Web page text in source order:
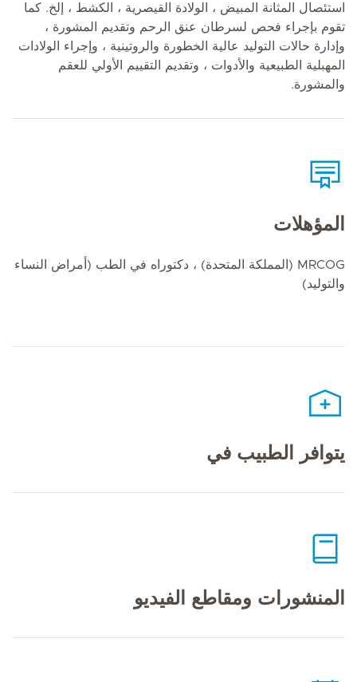
استئصال المثانة المبيض ، الولادة القيصرية ، الكشط ، إلخ. كما
تقوم بإجراء فحص لسرطان عنق الرحم وتقديم المشورة ،
وإدارة حالات التوليد عالية الخطورة والروتينية ، وإجراء الولادات
المهبلية الطبيعية والأدوات ، وتقديم التقييم الأولي للعقم
والمشورة.
المؤهلات
MRCOG (المملكة المتحدة) ، دكتوراه في الطب (أمراض النساء
والتوليد)
يتوافر الطبيب في
المنشورات ومقاطع الفيديو